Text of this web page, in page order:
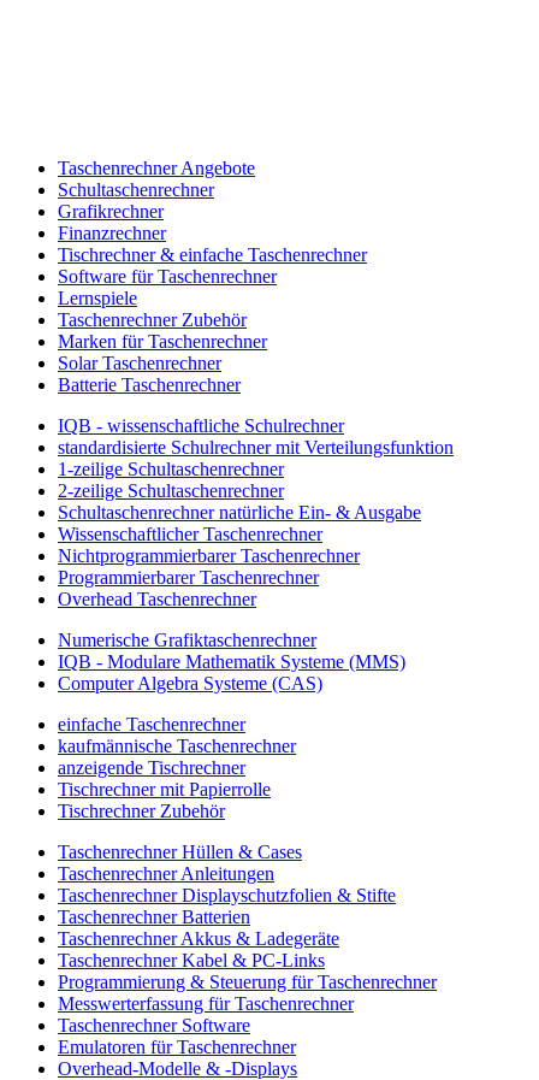
Taschenrechner Angebote
Schultaschenrechner
Grafikrechner
Finanzrechner
Tischrechner & einfache Taschenrechner
Software für Taschenrechner
Lernspiele
Taschenrechner Zubehör
Marken für Taschenrechner
Solar Taschenrechner
Batterie Taschenrechner
IQB - wissenschaftliche Schulrechner
standardisierte Schulrechner mit Verteilungsfunktion
1-zeilige Schultaschenrechner
2-zeilige Schultaschenrechner
Schultaschenrechner natürliche Ein- & Ausgabe
Wissenschaftlicher Taschenrechner
Nichtprogrammierbarer Taschenrechner
Programmierbarer Taschenrechner
Overhead Taschenrechner
Numerische Grafiktaschenrechner
IQB - Modulare Mathematik Systeme (MMS)
Computer Algebra Systeme (CAS)
einfache Taschenrechner
kaufmännische Taschenrechner
anzeigende Tischrechner
Tischrechner mit Papierrolle
Tischrechner Zubehör
Taschenrechner Hüllen & Cases
Taschenrechner Anleitungen
Taschenrechner Displayschutzfolien & Stifte
Taschenrechner Batterien
Taschenrechner Akkus & Ladegeräte
Taschenrechner Kabel & PC-Links
Programmierung & Steuerung für Taschenrechner
Messwerterfassung für Taschenrechner
Taschenrechner Software
Emulatoren für Taschenrechner
Overhead-Modelle & -Displays